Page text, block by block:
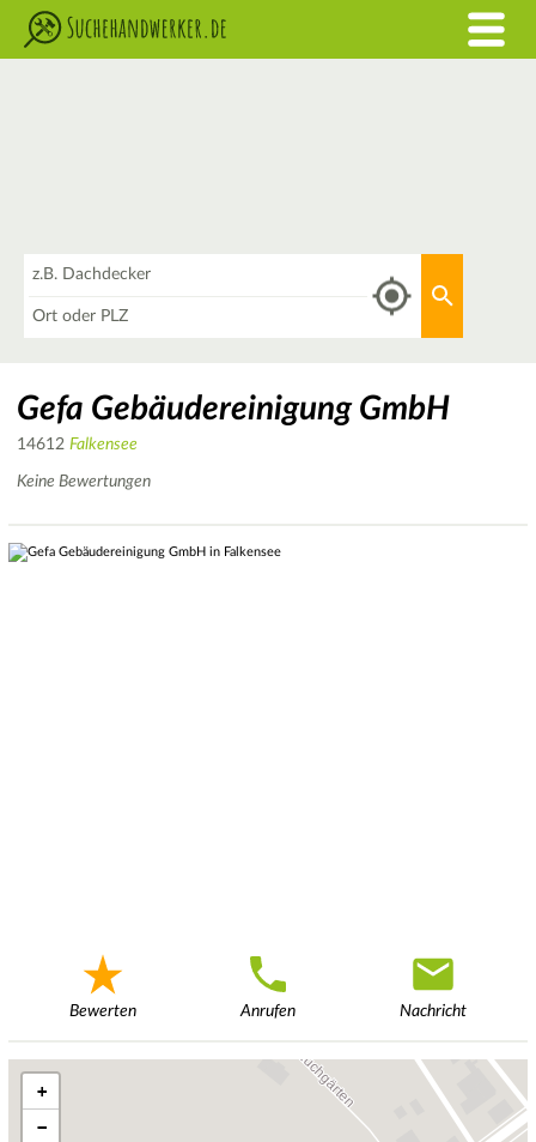
Gefa Gebäudereinigung GmbH
14612 Falkensee
Keine Bewertungen
Bewerten Anrufen Nachricht
+
−